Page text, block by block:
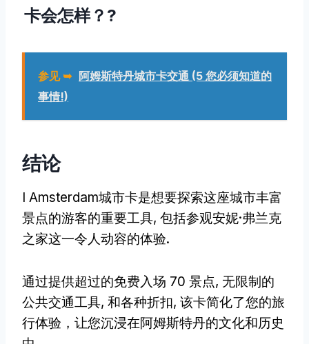
卡会怎样？?
参见 ➥ 阿姆斯特丹城市卡交通 (5 您必须知道的
事情!)
结论
I Amsterdam城市卡是想要探索这座城市丰富
景点的游客的重要工具, 包括参观安妮·弗兰克
之家这一令人动容的体验.
通过提供超过的免费入场 70 景点, 无限制的
公共交通工具, 和各种折扣, 该卡简化了您的旅
行体验，让您沉浸在阿姆斯特丹的文化和历史